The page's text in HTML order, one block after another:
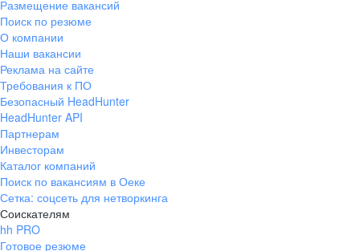
Размещение вакансий
Поиск по резюме
О компании
Наши вакансии
Реклама на сайте
Требования к ПО
Безопасный HeadHunter
HeadHunter API
Партнерам
Инвесторам
Каталог компаний
Поиск по вакансиям в Оеке
Сетка: соцсеть для нетворкинга
Соискателям
hh PRO
Готовое резюме